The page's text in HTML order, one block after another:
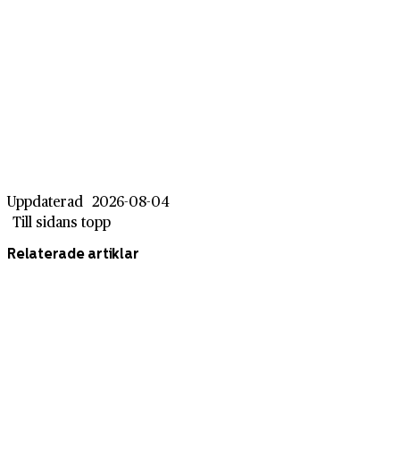
Uppdaterad 2026-08-04
Till sidans topp
Relaterade artiklar